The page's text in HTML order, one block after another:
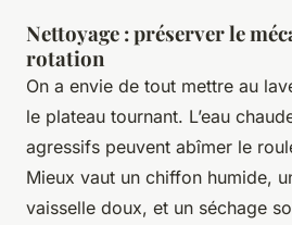
Nettoyage : préserver le
rotation
On a envie de tout mettre au
le plateau tournant. L’eau
agressifs peuvent abîmer le
Mieux vaut un chiffon humide,
vaisselle doux, et un séchage